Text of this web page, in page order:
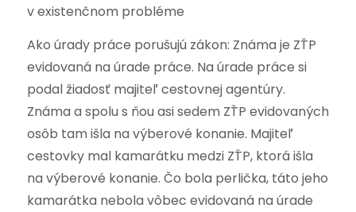
v existenčnom probléme
Ako úrady práce porušujú zákon: Známa je ZŤP
evidovaná na úrade práce. Na úrade práce si
podal žiadosť majiteľ cestovnej agentúry.
Známa a spolu s ňou asi sedem ZŤP evidovaných
osôb tam išla na výberové konanie. Majiteľ
cestovky mal kamarátku medzi ZŤP, ktorá išla
na výberové konanie. Čo bola perlička, táto jeho
kamarátka nebola vôbec evidovaná na úrade